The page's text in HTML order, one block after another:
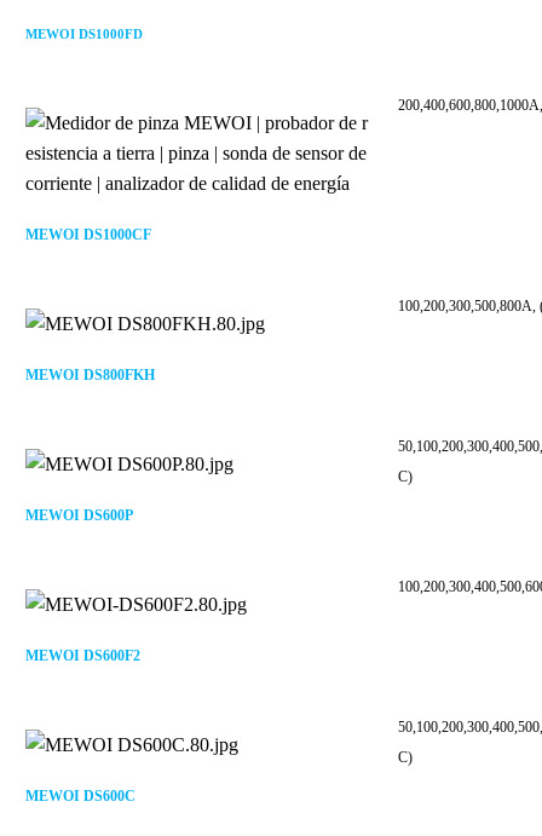
MEWOI DS1000FD
MEWOI DS1000CF
MEWOI DS800FKH
100,200,300,500,800A,
MEWOI DS600P
C)
MEWOI DS600F2
MEWOI DS600C
C)